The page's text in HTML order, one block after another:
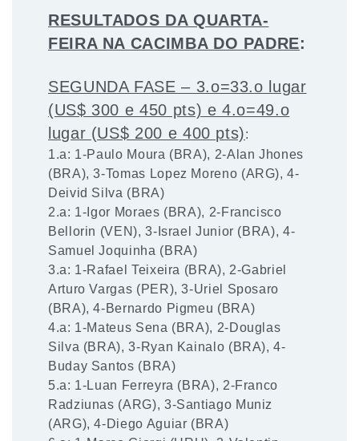
RESULTADOS DA QUARTA-
FEIRA NA CACIMBA DO PADRE:
SEGUNDA FASE – 3.o=33.o lugar
(US$ 300 e 450 pts) e 4.o=49.o
lugar (US$ 200 e 400 pts):
1.a: 1-Paulo Moura (BRA), 2-Alan Jhones
(BRA), 3-Tomas Lopez Moreno (ARG), 4-
Deivid Silva (BRA)
2.a: 1-Igor Moraes (BRA), 2-Francisco
Bellorin (VEN), 3-Israel Junior (BRA), 4-
Samuel Joquinha (BRA)
3.a: 1-Rafael Teixeira (BRA), 2-Gabriel
Arturo Vargas (PER), 3-Uriel Sposaro
(BRA), 4-Bernardo Pigmeu (BRA)
4.a: 1-Mateus Sena (BRA), 2-Douglas
Silva (BRA), 3-Ryan Kainalo (BRA), 4-
Buday Santos (BRA)
5.a: 1-Luan Ferreyra (BRA), 2-Franco
Radziunas (ARG), 3-Santiago Muniz
(ARG), 4-Diego Aguiar (BRA)